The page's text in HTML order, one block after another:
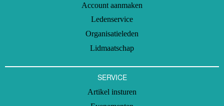
Account aanmaken
Ledenservice
Organisatieleden
Lidmaatschap
SERVICE
Artikel insturen